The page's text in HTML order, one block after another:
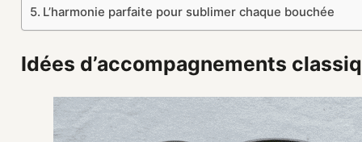
L’harmonie parfaite pour sublimer chaque bouchée
Idées d’accompagnements